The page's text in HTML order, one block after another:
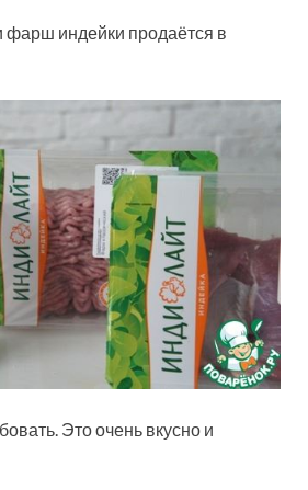
индейки продаётся в
Это очень вкусно и